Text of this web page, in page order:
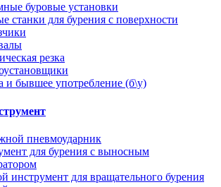
буровые установки
станки для бурения с поверхности
резка
и бывшее употребление (б\у)
пневмоударник
для бурения с выносным
инструмент для вращательного бурения